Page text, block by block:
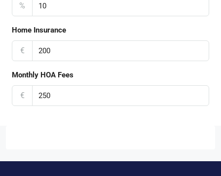
%
Home Insurance
€
Monthly HOA Fees
€